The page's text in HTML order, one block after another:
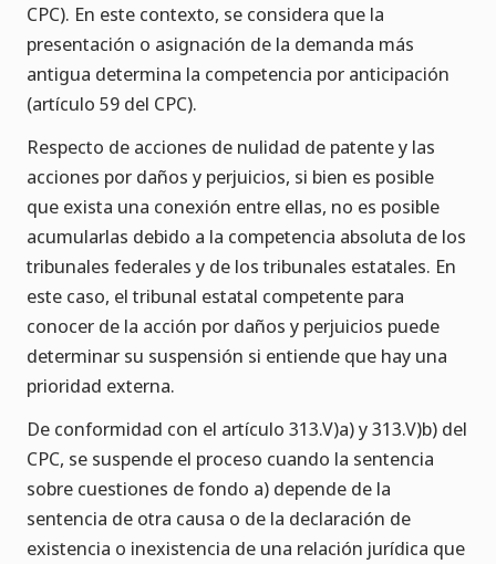
CPC). En este contexto, se considera que la
presentación o asignación de la demanda más
antigua determina la competencia por anticipación
(artículo 59 del CPC).
Respecto de acciones de nulidad de patente y las
acciones por daños y perjuicios, si bien es posible
que exista una conexión entre ellas, no es posible
acumularlas debido a la competencia absoluta de los
tribunales federales y de los tribunales estatales. En
este caso, el tribunal estatal competente para
conocer de la acción por daños y perjuicios puede
determinar su suspensión si entiende que hay una
prioridad externa.
De conformidad con el artículo 313.V)a) y 313.V)b) del
CPC, se suspende el proceso cuando la sentencia
sobre cuestiones de fondo a) depende de la
sentencia de otra causa o de la declaración de
existencia o inexistencia de una relación jurídica que